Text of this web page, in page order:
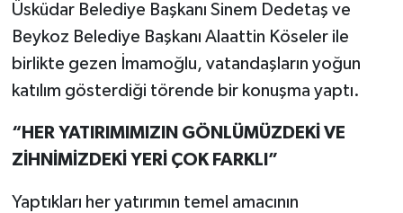
Üsküdar Belediye Başkanı Sinem Dedetaş ve
Beykoz Belediye Başkanı Alaattin Köseler ile
birlikte gezen İmamoğlu, vatandaşların yoğun
katılım gösterdiği törende bir konuşma yaptı.
“HER YATIRIMIMIZIN GÖNLÜMÜZDEKİ VE
ZİHNİMİZDEKİ YERİ ÇOK FARKLI”
Yaptıkları her yatırımın temel amacının